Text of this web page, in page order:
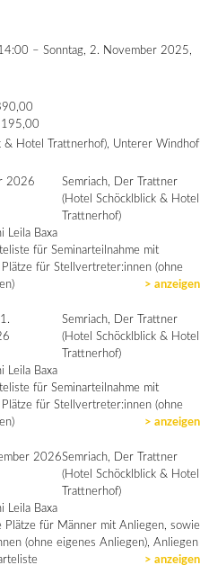
– Sonntag, 2. November 2025,
195,00
& Hotel Trattnerhof), Unterer Windhof
2026
Semriach, Der Trattner
(Hotel Schöcklblick & Hotel
Trattnerhof)
Leila Baxa
für Seminarteilnahme mit
für Stellvertreter:innen (ohne
> anzeigen
Semriach, Der Trattner
(Hotel Schöcklblick & Hotel
Trattnerhof)
Leila Baxa
für Seminarteilnahme mit
für Stellvertreter:innen (ohne
> anzeigen
2026Semriach, Der Trattner
(Hotel Schöcklblick & Hotel
Trattnerhof)
Leila Baxa
Plätze für Männer mit Anliegen, sowie
(ohne eigenes Anliegen), Anliegen
> anzeigen